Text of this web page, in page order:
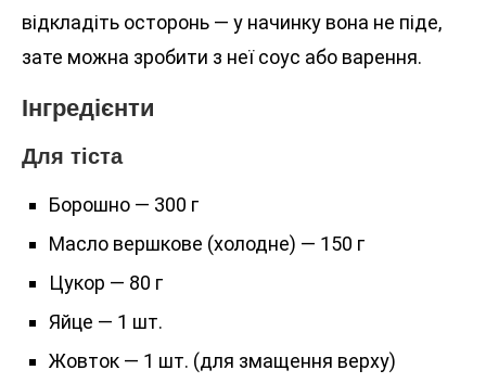
відкладіть осторонь — у начинку вона не піде,
зате можна зробити з неї соус або варення.
Інгредієнти
Для тіста
Борошно — 300 г
Масло вершкове (холодне) — 150 г
Цукор — 80 г
Яйце — 1 шт.
Жовток — 1 шт. (для змащення верху)